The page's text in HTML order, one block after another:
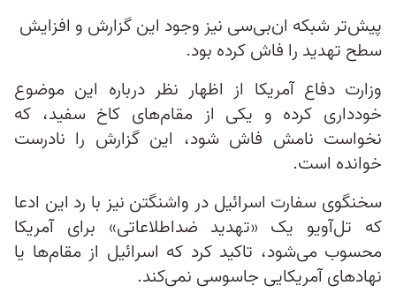
پیش‌تر شبکه ان‌بی‌سی نیز وجود این گزارش و افزایش
سطح تهدید را فاش کرده بود.
وزارت دفاع آمریکا از اظهار نظر درباره این موضوع
خودداری کرده و یکی از مقام‌های کاخ سفید، که
نخواست نامش فاش شود، این گزارش را نادرست
خوانده است.
سخنگوی سفارت اسرائیل در واشنگتن نیز با رد این ادعا
که تل‌آویو یک «تهدید ضداطلاعاتی» برای آمریکا
محسوب می‌شود، تاکید کرد که اسرائیل از مقام‌ها یا
نهادهای آمریکایی جاسوسی نمی‌کند.